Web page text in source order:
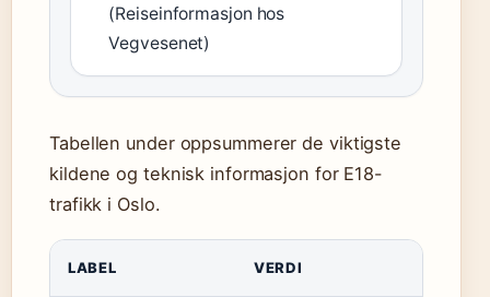
(Reiseinformasjon hos
Vegvesenet)
Tabellen under oppsummerer de viktigste
kildene og teknisk informasjon for E18-
trafikk i Oslo.
LABEL VERDI